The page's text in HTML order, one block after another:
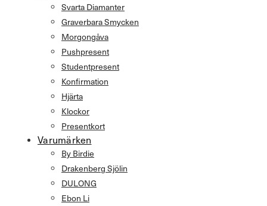
Svarta Diamanter
Graverbara Smycken
Morgongåva
Pushpresent
Studentpresent
Konfirmation
Hjärta
Klockor
Presentkort
Varumärken
By Birdie
Drakenberg Sjölin
DULONG
Ebon Li